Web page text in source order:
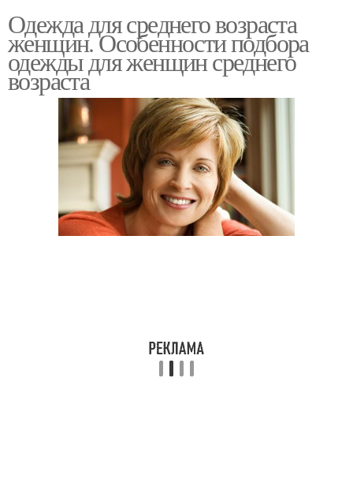
Одежда для среднего возраста
женщин. Особенности подбора
одежды для женщин среднего
возраста